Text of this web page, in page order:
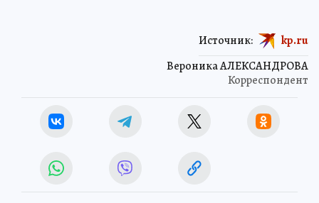
Вероника АЛЕКСАНДРОВА
Корреспондент
Источник: kp.ru